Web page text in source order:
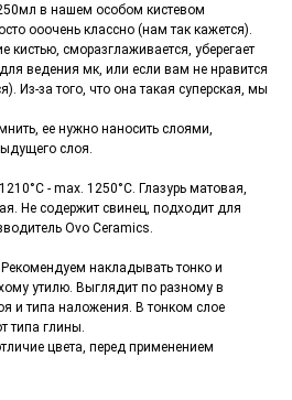
в нашем особом кистевом
ооочень классно (нам так кажется).
кистью, сморазглаживается, уберегает
ведения мк, или если вам не нравится
Из-за того, что она такая суперская, мы
ее нужно наносить слоями,
слоя.
- max. 1250°С. Глазурь матовая,
Не содержит свинец, подходит для
Ovo Ceramics.
Рекомендуем накладывать тонко и
утилю. Выглядит по разному в
и типа наложения. В тонком слое
типа глины.
цвета, перед применением